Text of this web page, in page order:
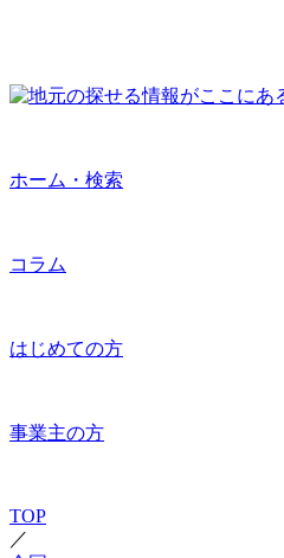
ホーム・検索
コラム
はじめての方
事業主の方
TOP
／